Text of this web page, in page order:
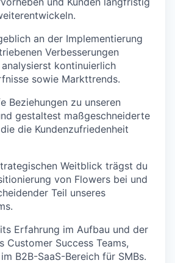
an der Implementierung
Verbesserungen
kontinuierlich
sowie Markttrends.
Beziehungen zu unseren
gestaltest maßgeschneiderte
die Kundenzufriedenheit
Weitblick trägst du
von Flowers bei und
Teil unseres
Erfahrung im Aufbau und der
Customer Success Teams,
B2B-SaaS-Bereich für SMBs.